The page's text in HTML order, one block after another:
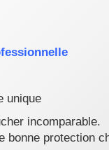
unique
incomparable.
protection